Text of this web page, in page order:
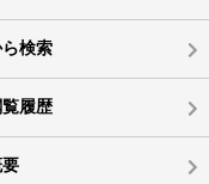
検索
履歴